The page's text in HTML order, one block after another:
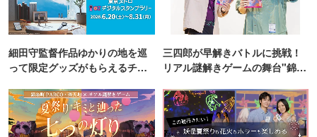
細田守監督作品ゆかりの地を巡
って限定グッズがもらえるチャ
三四郎が早解きバトルに挑戦！
リアル謎解きゲームの舞台"錦糸